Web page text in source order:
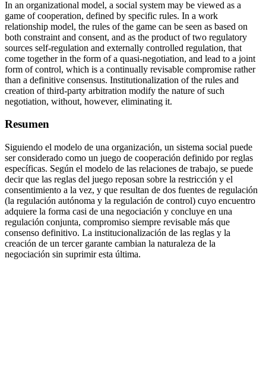
In an organizational model, a social system may be viewed as a
game of cooperation, defined by specific rules. In a work
relationship model, the rules of the game can be seen as based on
both constraint and consent, and as the product of two regulatory
sources self-regulation and externally controlled regulation, that
come together in the form of a quasi-negotiation, and lead to a joint
form of control, which is a continually revisable compromise rather
than a definitive consensus. Institutionalization of the rules and
creation of third-party arbitration modify the nature of such
negotiation, without, however, eliminating it.
Resumen
Siguiendo el modelo de una organización, un sistema social puede
ser considerado como un juego de cooperación definido por reglas
específicas. Según el modelo de las relaciones de trabajo, se puede
decir que las reglas del juego reposan sobre la restricción y el
consentimiento a la vez, y que resultan de dos fuentes de regulación
(la regulación autónoma y la regulación de control) cuyo encuentro
adquiere la forma casi de una negociación y concluye en una
regulación conjunta, compromiso siempre revisable más que
consenso definitivo. La institucionalización de las reglas y la
creación de un tercer garante cambian la naturaleza de la
negociación sin suprimir esta última.